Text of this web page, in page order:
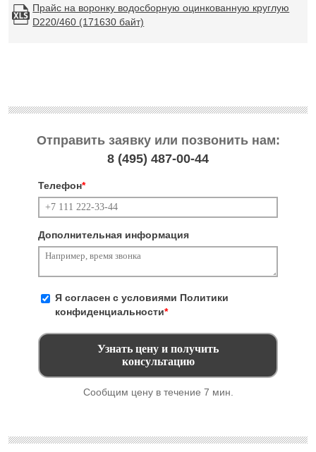
Прайс на воронку водосборную оцинкованную круглую
D220/460 (171630 байт)
Отправить заявку или позвонить нам:
8 (495) 487-00-44
Телефон*
Дополнительная информация
Я согласен с условиями Политики
конфиденциальности*
Сообщим цену в течение 7 мин.